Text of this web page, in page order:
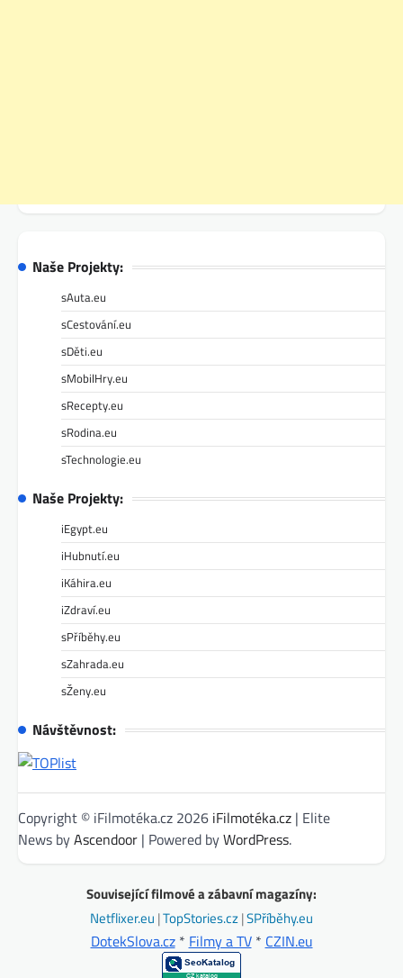
Naše Projekty:
sAuta.eu
sCestování.eu
sDěti.eu
sMobilHry.eu
sRecepty.eu
sRodina.eu
sTechnologie.eu
Naše Projekty:
iEgypt.eu
iHubnutí.eu
iKáhira.eu
iZdraví.eu
sPříběhy.eu
sZahrada.eu
sŽeny.eu
Návštěvnost:
Copyright © iFilmotéka.cz 2026 iFilmotéka.cz | Elite
News byAscendoor | Powered byWordPress.
Související filmové a zábavní magazíny:
Netflixer.eu |TopStories.cz|SPříběhy.eu
DotekSlova.cz* Filmy a TV* CZIN.eu